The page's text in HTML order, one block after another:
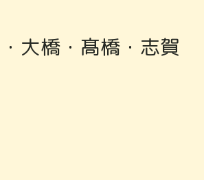
大橋・髙橋・志賀